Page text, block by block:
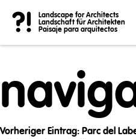
?!
Landscape for Architects
Landschaft für Architekten
Paisaje para arquitectos
Post
Vorheriger Eintrag: Parc del